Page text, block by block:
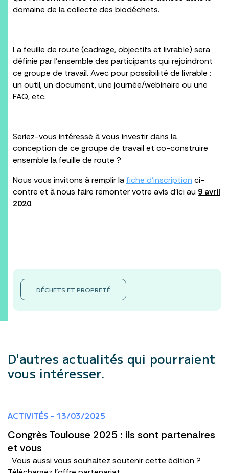
domaine de la collecte des biodéchets.
La feuille de route (cadrage, objectifs et livrable) sera
définie par l’ensemble des participants qui rejoindront
ce groupe de travail. Avec pour possibilité de livrable :
un outil, un document, une journée/webinaire ou une
FAQ, etc.
Seriez-vous intéressé à vous investir dans la
conception de ce groupe de travail et co-construire
ensemble la feuille de route ?
Nous vous invitons à remplir la fiche d’inscription ci-
contre et à nous faire remonter votre avis d’ici au 9 avril
2020.
DÉCHETS ET PROPRETÉ
D'autres actualités qui pourraient
vous intéresser.
ACTIVITÉS - 13/03/2025
Congrès Toulouse 2025 : ils sont partenaires
et vous
Vous aussi vous souhaitez soutenir cette édition ?